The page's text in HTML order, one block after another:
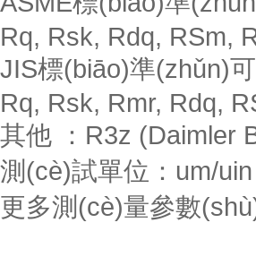
Rq, Rsk, Rdq, RSm,
JIS標(biāo)準(zhǔn)
Rq, Rsk, Rmr, Rdq,
其他 ：R3z (Daimler
測(cè)試單位：um/uin
更多測(cè)量參數